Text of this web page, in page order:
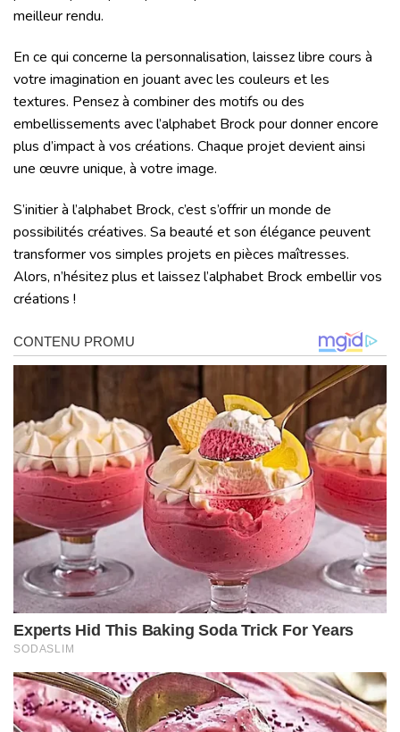
meilleur rendu.
En ce qui concerne la personnalisation, laissez libre cours à
votre imagination en jouant avec les couleurs et les
textures. Pensez à combiner des motifs ou des
embellissements avec l’alphabet Brock pour donner encore
plus d’impact à vos créations. Chaque projet devient ainsi
une œuvre unique, à votre image.
S’initier à l’alphabet Brock, c’est s’offrir un monde de
possibilités créatives. Sa beauté et son élégance peuvent
transformer vos simples projets en pièces maîtresses.
Alors, n’hésitez plus et laissez l’alphabet Brock embellir vos
créations !